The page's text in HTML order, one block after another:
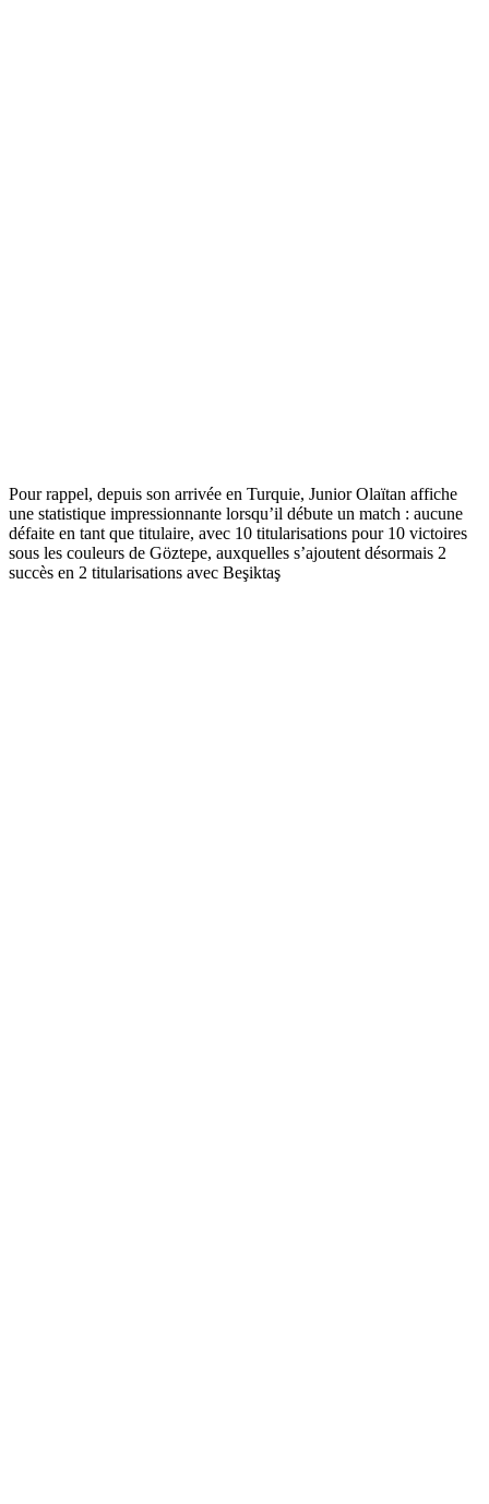
Pour rappel, depuis son arrivée en Turquie, Junior Olaïtan affiche
une statistique impressionnante lorsqu’il débute un match : aucune
défaite en tant que titulaire, avec 10 titularisations pour 10 victoires
sous les couleurs de Göztepe, auxquelles s’ajoutent désormais 2
succès en 2 titularisations avec Beşiktaş